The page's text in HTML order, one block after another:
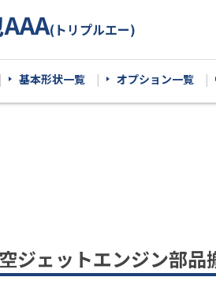
(トリプルエー)
基本形状一覧 オプション一覧
ジェットエンジン部品